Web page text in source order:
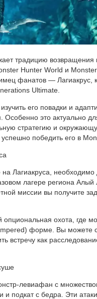
традицию возвращения
Hunter World и
фанатов — Лагиакрус,
Ultimate.
его повадки и
это актуально
стратегию и
успешно победить его в
на Лагиакруса, необходимо
лагере региона Алый
миссии вы получите
опциональная охота, где
форме. Вы можете
встречу как
левиафан с
подкат с бедра. Эти